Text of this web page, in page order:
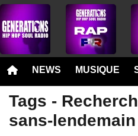
NEWS MUSIQUE
Tags -
sans-